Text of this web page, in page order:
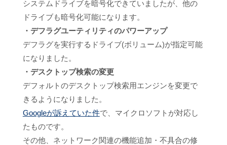
システムドライブを暗号化できていましたが、他の
ドライブも暗号化可能になります。
・デフラグユーティリティのパワーアップ
デフラグを実行するドライブ(ボリューム)が指定可能
になりました。
・デスクトップ検索の変更
デフォルトのデスクトップ検索用エンジンを変更で
きるようになりました。
Googleが訴えていた件で、マイクロソフトが対応し
たものです。
その他、ネットワーク関連の機能追加・不具合の修